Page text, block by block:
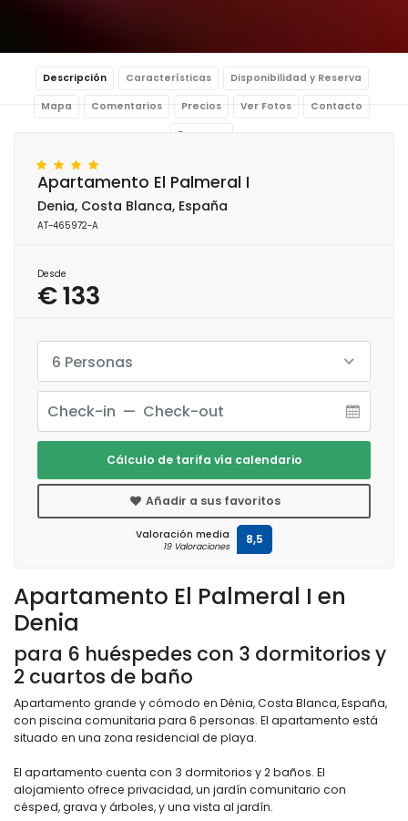
Descripción Características Disponibilidad y Reserva
Mapa Comentarios Precios Ver Fotos Contacto
Reservar
Apartamento El Palmeral I en
Denia
para 6 huéspedes con 3 dormitorios y
2 cuartos de baño
Apartamento grande y cómodo en Dénia, Costa Blanca, España,
con piscina comunitaria para 6 personas. El apartamento está
situado en una zona residencial de playa.
El apartamento cuenta con 3 dormitorios y 2 baños. El
alojamiento ofrece privacidad, un jardín comunitario con
césped, grava y árboles, y una vista al jardín.
Apartamento El Palmeral I
Denia, Costa Blanca, España
AT-465972-A
Desde
€ 133
6 Personas
Cálculo de tarifa vía calendario
Añadir a sus favoritos
Valoración media
19 Valoraciones 8,5